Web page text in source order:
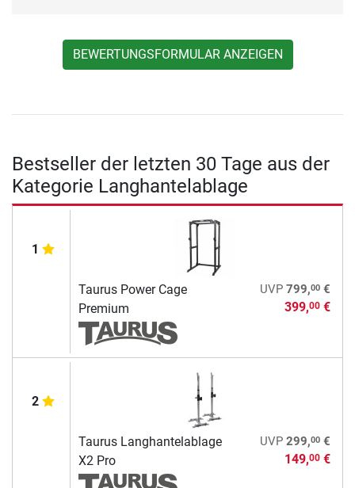
BEWERTUNGSFORMULAR ANZEIGEN
Bestseller der letzten 30 Tage aus der
Kategorie Langhantelablage
1
Taurus Power Cage
Premium
UVP 799,00€
399,00€
2
Taurus Langhantelablage
X2 Pro
UVP 299,00€
149,00€